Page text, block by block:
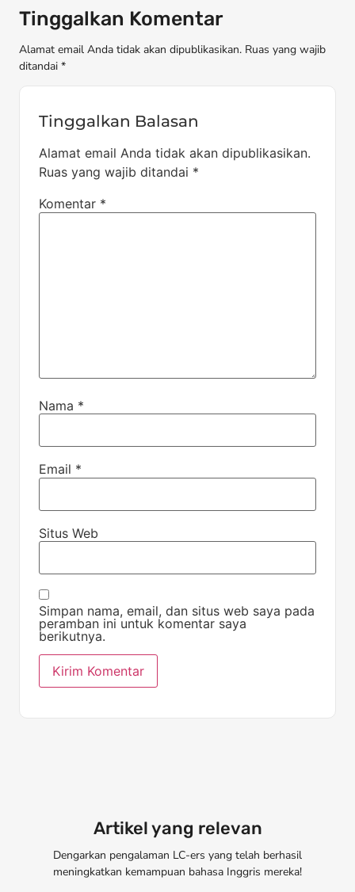
Tinggalkan Komentar
Alamat email Anda tidak akan dipublikasikan. Ruas yang wajib
ditandai *
Tinggalkan Balasan
Alamat email Anda tidak akan dipublikasikan.
Ruas yang wajib ditandai *
Komentar *
Nama *
Email *
Situs Web
Simpan nama, email, dan situs web saya pada
peramban ini untuk komentar saya
berikutnya.
Artikel yang relevan
Dengarkan pengalaman LC-ers yang telah berhasil
meningkatkan kemampuan bahasa Inggris mereka!